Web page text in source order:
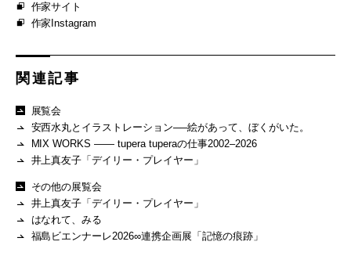
作家サイト
作家Instagram
関連記事
展覧会
安西水丸とイラストレーション──絵があって、ぼくがいた。
MIX WORKS —— tupera tuperaの仕事2002–2026
井上真友子「デイリー・プレイヤー」
その他の展覧会
井上真友子「デイリー・プレイヤー」
はなれて、みる
福島ビエンナーレ2026∞連携企画展「記憶の痕跡」